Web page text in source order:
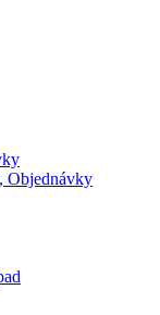
Objednávky